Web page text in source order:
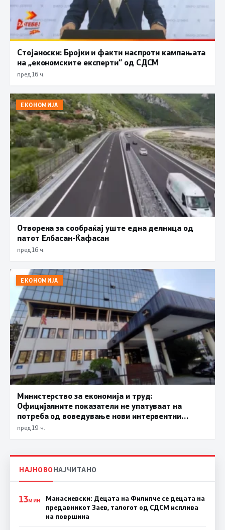
Стојаноски: Бројки и факти наспроти кампањата
на „економските експерти“ од СДСM
пред 16 ч.
ЕКОНОМИЈА
Отворена за сообраќај уште една делница од
патот Елбасан-Ќафасан
пред 16 ч.
ЕКОНОМИЈА
Министерство за економија и труд:
Официјалните показатели не упатуваат на
потреба од воведување нови интервентни
мерки, ценовните движења се стабилни
пред 19 ч.
НАЈНОВОНАЈЧИТАНО
13МИН
Манасиевски: Децата на Филипче се децата на
предавникот Заев, талогот од СДСМ исплива
на површина